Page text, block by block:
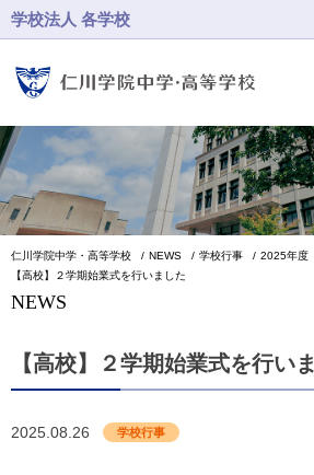
学校法人 各学校
仁川学院中学・高等学校 NEWS 学校行事
2025年度
【高校】２学期始業式を行いました
NEWS
【高校】２学期始業式を行い
2025.08.26 学校行事